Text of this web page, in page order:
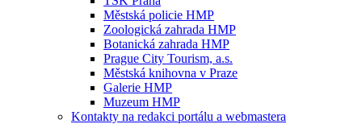
Městská policie HMP
Zoologická zahrada HMP
Botanická zahrada HMP
Prague City Tourism, a.s.
Městská knihovna v Praze
Galerie HMP
Muzeum HMP
Kontakty na redakci portálu a webmastera